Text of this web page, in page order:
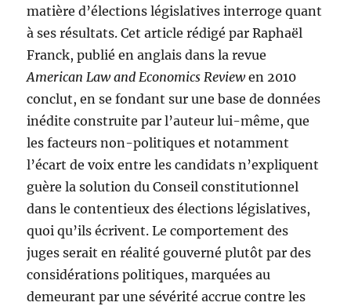
matière d’élections législatives interroge quant
à ses résultats. Cet article rédigé par Raphaël
Franck, publié en anglais dans la revue
American Law and Economics Reviewen 2010
conclut, en se fondant sur une base de données
inédite construite par l’auteur lui-même, que
les facteurs non-politiques et notamment
l’écart de voix entre les candidats n’expliquent
guère la solution du Conseil constitutionnel
dans le contentieux des élections législatives,
quoi qu’ils écrivent. Le comportement des
juges serait en réalité gouverné plutôt par des
considérations politiques, marquées au
demeurant par une sévérité accrue contre les